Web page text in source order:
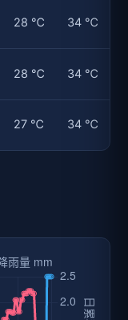
28 ℃ 34 ℃
28 ℃ 34 ℃
27 ℃ 34 ℃